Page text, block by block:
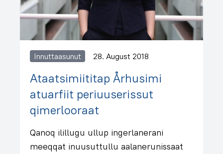
Innuttaasunut 28. August 2018
Ataatsimiititap Århusimi
atuarfiit periuuserissut
qimerlooraat
Qanoq ilillugu ullup ingerlanerani
meeqqat inuusuttullu aalanerunissaat